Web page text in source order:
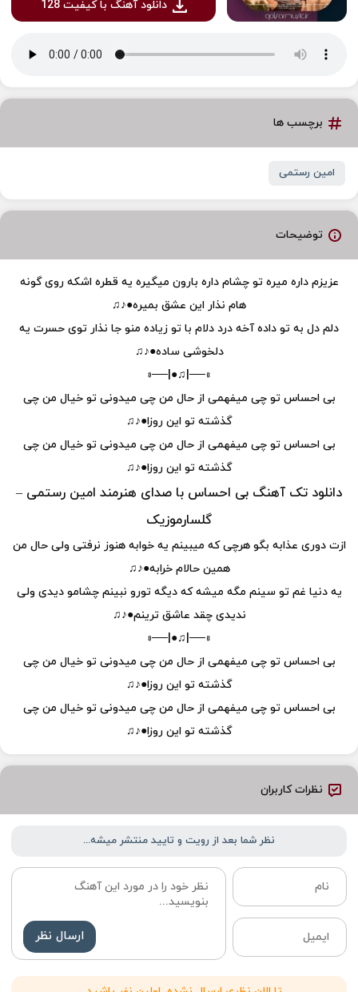
دانلود آهنگ با کیفیت 128
برچسب ها
امین رستمی
توضیحات
عزیزم داره میره تو چشام داره بارون میگیره یه قطره اشکه روی گونه
هام نذار این عشق بمیره●♪♫
دلم دل به تو داده آخه درد دلام با تو زیاده منو جا نذار توی حسرت یه
دلخوشی ساده●♪♫
»──|♫●|──«
بی احساس تو چی میفهمی از حال من چی میدونی تو خیال من چی
گذشته تو این روزا●♪♫
بی احساس تو چی میفهمی از حال من چی میدونی تو خیال من چی
گذشته تو این روزا●♪♫
دانلود تک آهنگ بی احساس با صدای هنرمند امین رستمی –
گلسارموزیک
ازت دوری عذابه بگو هرچی که میبینم یه خوابه هنوز نرفتی ولی حال من
همین حالام خرابه●♪♫
یه دنیا غم تو سینم مگه میشه که دیگه تورو نبینم چشامو دیدی ولی
ندیدی چقد عاشق ترینم●♪♫
»──|♫●|──«
بی احساس تو چی میفهمی از حال من چی میدونی تو خیال من چی
گذشته تو این روزا●♪♫
بی احساس تو چی میفهمی از حال من چی میدونی تو خیال من چی
گذشته تو این روزا●♪♫
نظرات کاربران
نظر شما بعد از رویت و تایید منتشر میشه...
ارسال نظر